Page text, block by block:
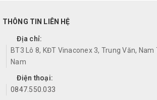
THÔNG TIN LIÊN HỆ
Địa chỉ:
BT3 Lô 8, KĐT Vinaconex 3, Trung Văn, Nam
Nam
Điện thoại:
0847.550.033